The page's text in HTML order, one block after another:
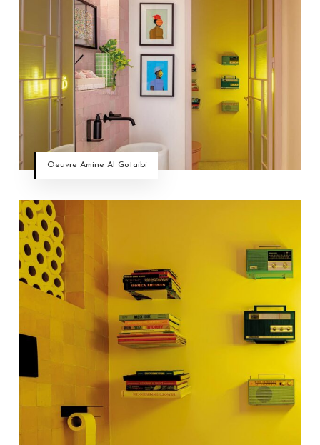
Oeuvre Amine Al Gotaibi